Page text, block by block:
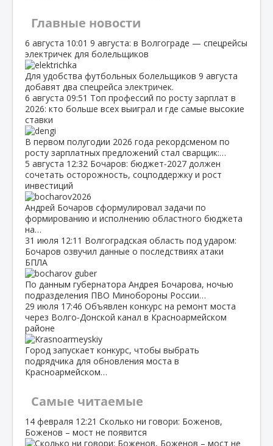
Главные новости
6 августа 10:01 9 августа: в Волгограде — спецрейсы
электричек для болельщиков
Для удобства футбольных болельщиков 9 августа
добавят два спецрейса электричек.
6 августа 09:51 Топ профессий по росту зарплат в
2026: кто больше всех выиграл и где самые высокие
ставки
В первом полугодии 2026 года рекордсменом по
росту зарплатных предложений стал сварщик:…
5 августа 12:32 Бочаров: бюджет‑2027 должен
сочетать осторожность, соцподдержку и рост
инвестиций
Андрей Бочаров сформулировал задачи по
формированию и исполнению областного бюджета
на…
31 июля 12:11 Волгоградская область под ударом:
Бочаров озвучил данные о последствиях атаки
БПЛА
По данным губернатора Андрея Бочарова, ночью
подразделения ПВО Минобороны России…
29 июля 17:46 Объявлен конкурс на ремонт моста
через Волго‑Донской канал в Красноармейском
районе
Город запускает конкурс, чтобы выбрать
подрядчика для обновления моста в
Красноармейском…
Самые читаемые
14 февраля 12:21 Сколько ни говори: Боженов,
Боженов – мост не появится